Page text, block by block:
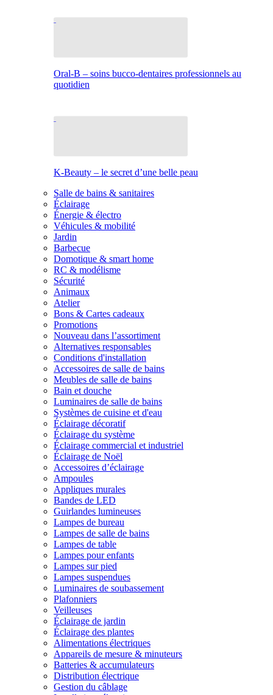
Oral-B – soins bucco-dentaires professionnels au
quotidien
K-Beauty – le secret d’une belle peau
Salle de bains & sanitaires
Éclairage
Énergie & électro
Véhicules & mobilité
Jardin
Barbecue
Domotique & smart home
RC & modélisme
Sécurité
Animaux
Atelier
Bons & Cartes cadeaux
Promotions
Nouveau dans l’assortiment
Alternatives responsables
Conditions d'installation
Accessoires de salle de bains
Meubles de salle de bains
Bain et douche
Luminaires de salle de bains
Systèmes de cuisine et d'eau
Éclairage décoratif
Éclairage du système
Éclairage commercial et industriel
Éclairage de Noël
Accessoires d’éclairage
Ampoules
Appliques murales
Bandes de LED
Guirlandes lumineuses
Lampes de bureau
Lampes de salle de bains
Lampes de table
Lampes pour enfants
Lampes sur pied
Lampes suspendues
Luminaires de soubassement
Plafonniers
Veilleuses
Éclairage de jardin
Éclairage des plantes
Alimentations électriques
Appareils de mesure & minuteurs
Batteries & accumulateurs
Distribution électrique
Gestion du câblage